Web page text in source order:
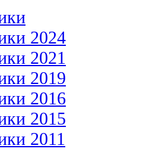
2024
2021
2019
2016
2015
2011